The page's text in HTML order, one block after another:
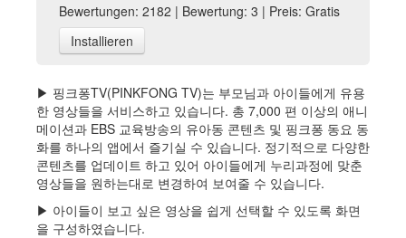
Bewertungen: 2182 | Bewertung: 3 | Preis: Gratis
Installieren
▶ 핑크퐁TV(PINKFONG TV)는 부모님과 아이들에게 유용
한 영상들을 서비스하고 있습니다. 총 7,000 편 이상의 애니
메이션과 EBS 교육방송의 유아동 콘텐츠 및 핑크퐁 동요 동
화를 하나의 앱에서 즐기실 수 있습니다. 정기적으로 다양한
콘텐츠를 업데이트 하고 있어 아이들에게 누리과정에 맞춘
영상들을 원하는대로 변경하여 보여줄 수 있습니다.
▶ 아이들이 보고 싶은 영상을 쉽게 선택할 수 있도록 화면
을 구성하였습니다.